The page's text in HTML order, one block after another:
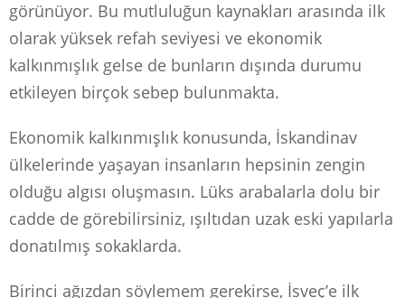
görünüyor. Bu mutluluğun kaynakları arasında ilk
olarak yüksek refah seviyesi ve ekonomik
kalkınmışlık gelse de bunların dışında durumu
etkileyen birçok sebep bulunmakta.
Ekonomik kalkınmışlık konusunda, İskandinav
ülkelerinde yaşayan insanların hepsinin zengin
olduğu algısı oluşmasın. Lüks arabalarla dolu bir
cadde de görebilirsiniz, ışıltıdan uzak eski yapılarla
donatılmış sokaklarda.
Birinci ağızdan söylemem gerekirse, İsveç’e ilk